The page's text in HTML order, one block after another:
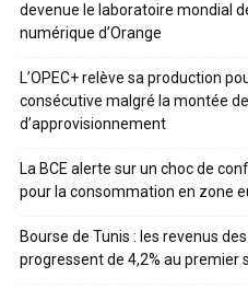
devenue le laboratoire mondial
numérique d’Orange
L’OPEC+ relève sa production
consécutive malgré la montée
d’approvisionnement
La BCE alerte sur un choc de
pour la consommation en zone
Bourse de Tunis : les revenus
progressent de 4,2% au premier